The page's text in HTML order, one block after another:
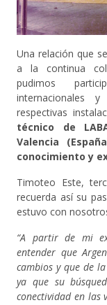
Una relación que
a la continua
pudimos
internacionales
respectivas
técnico de
Valencia
conocimiento y
Timoteo Este,
recuerda así su
estuvo con
“A partir de mi
entender que
cambios y que de
ya que su
conectividad en las